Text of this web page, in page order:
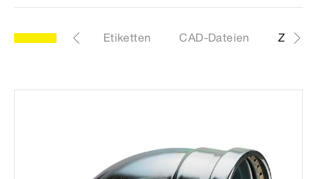
Artikel Etiketten CAD-Dateien Z-